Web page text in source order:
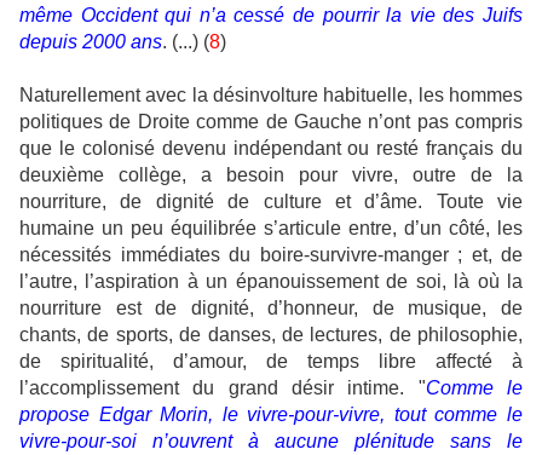
même Occident qui n’a cessé de pourrir la vie des Juifs
depuis 2000 ans. (...) (8)
Naturellement avec la désinvolture habituelle, les hommes
politiques de Droite comme de Gauche n’ont pas compris
que le colonisé devenu indépendant ou resté français du
deuxième collège, a besoin pour vivre, outre de la
nourriture, de dignité de culture et d’âme. Toute vie
humaine un peu équilibrée s’articule entre, d’un côté, les
nécessités immédiates du boire-survivre-manger ; et, de
l’autre, l’aspiration à un épanouissement de soi, là où la
nourriture est de dignité, d’honneur, de musique, de
chants, de sports, de danses, de lectures, de philosophie,
de spiritualité, d’amour, de temps libre affecté à
l’accomplissement du grand désir intime. "Comme le
propose Edgar Morin, le vivre-pour-vivre, tout comme le
vivre-pour-soi n’ouvrent à aucune plénitude sans le